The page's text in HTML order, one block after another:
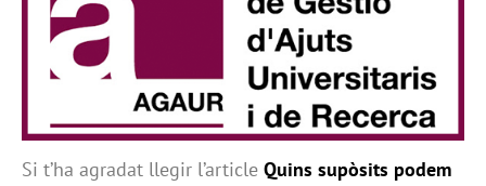
Si t’ha agradat llegir l’article Quins supòsits podem